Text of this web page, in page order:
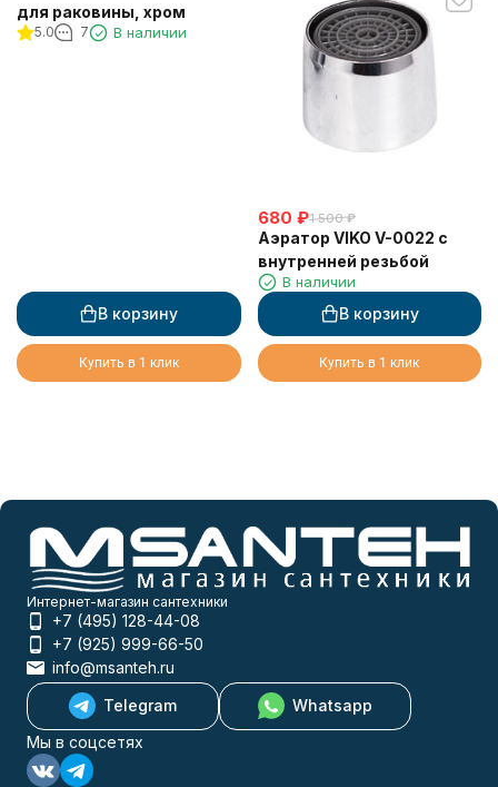
для раковины, хром
5.0 7 В наличии
В корзину
Купить в 1 клик
680 ₽1 500 ₽
Аэратор VIKO V-0022 c
внутренней резьбой
В наличии
В корзину
Купить в 1 клик
Интернет-магазин сантехники
+7 (495) 128-44-08
+7 (925) 999-66-50
info@msanteh.ru
Telegram
Whatsapp
Мы в соцсетях